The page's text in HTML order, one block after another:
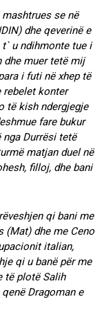
se në
dhe qeverinë e
u ndihmonte tue i
dhe muer tetë mij
i futi në xhep të
rebelet konter
të kish ndergjegje
fare bukur
Durrësi tetë
matjan duel në
filloj, dhe bani
qi bani me
(Mat) dhe me Ceno
italian,
qi u banë për me
të plotë Salih
Dragoman e